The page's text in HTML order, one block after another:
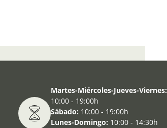
Martes-Miércoles-Jueves-Viernes:
10:00 - 19:00h
Sábado: 10:00 - 19:00h
Lunes-Domingo: 10:00 - 14:30h